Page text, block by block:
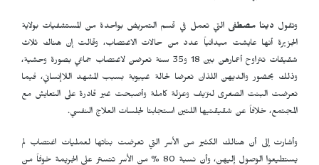
وتقول دينا مصطفى التي تعمل في قسم التمريض بواحدة من المستشفيات بولاية
الجزيرة أنها عايشت ميدانياً عدد من حالات الاغتصاب، وقالت إن هناك ثلاث
شقيقات تتراوح أعمارهن بين 18 و35 سنة تعرضن لاغتصاب جماعي بصورة وحشية،
وذلك بحضور والديهن اللذان تعرضا لحالة غيبوبة بسبب المشهد اللاإنساني، فيما
تعرضت البنت الصغرى لنزيف وعزلة كاملة وأصبحت غير قادرة على التعايش مع
المجتمع، خلافاً عن شقيقتيها اللتين استجابتا لجلسات العلاج النفسي.
وأشارت إلى أن هنالك الكثير من الأسر التي تعرضت بناتها لعمليات اغتصاب لم
يستطيعوا الوصول إليهن، وأن نسبة 80 % من الأسر تتستر على الجريمة خوفاً من